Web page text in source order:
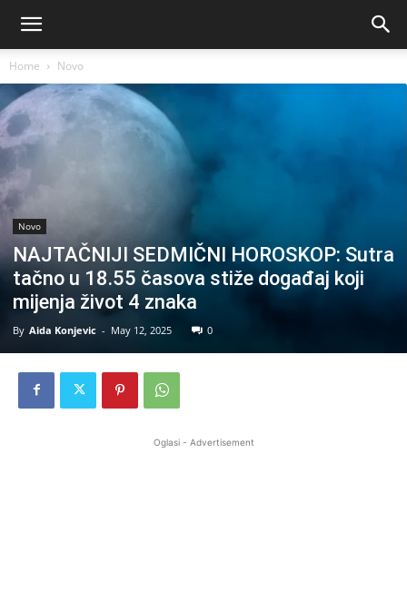
Home Novo
Novo
NAJTAČNIJI SEDMIČNI HOROSKOP: Sutra
tačno u 18.55 časova stiže događaj koji
mijenja život 4 znaka
By Aida Konjevic - May 12, 2025 0
Oglasi - Advertisement